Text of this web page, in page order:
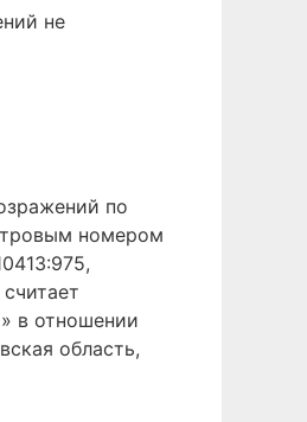
не
по
номером
в отношении
область,